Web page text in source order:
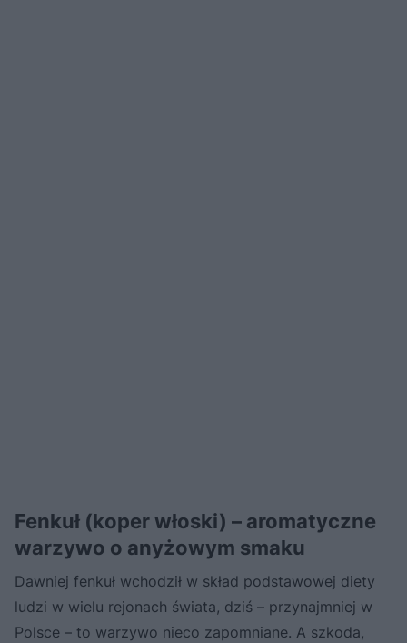
Fenkuł (koper włoski) – aromatyczne
warzywo o anyżowym smaku
Dawniej fenkuł wchodził w skład podstawowej diety
ludzi w wielu rejonach świata, dziś – przynajmniej w
Polsce – to warzywo nieco zapomniane. A szkoda,